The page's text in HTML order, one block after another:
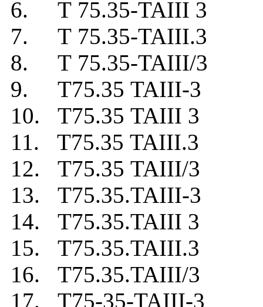
6. Т 75.35-TAIII 3
7. Т 75.35-TAIII.3
8. Т 75.35-TAIII/3
9. Т75.35 TAIII-3
10. Т75.35 TAIII 3
11. Т75.35 TAIII.3
12. Т75.35 TAIII/3
13. Т75.35.TAIII-3
14. Т75.35.TAIII 3
15. Т75.35.TAIII.3
16. Т75.35.TAIII/3
17. Т75-35-TAIII-3